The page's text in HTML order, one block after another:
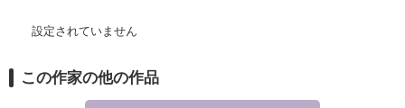
設定されていません
この作家の他の作品